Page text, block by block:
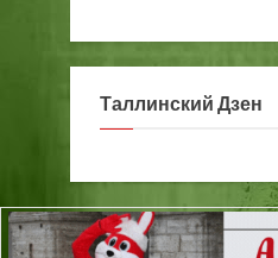
Таллинский Дзен